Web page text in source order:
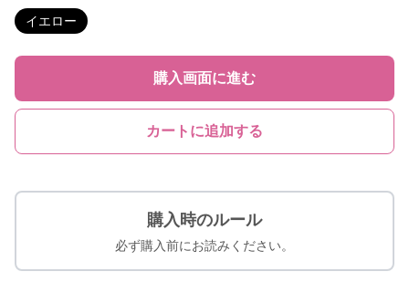
イエロー
購入画面に進む
カートに追加する
購入時のルール
必ず購入前にお読みください。